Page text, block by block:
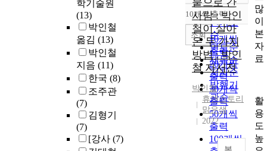
학기술원
(13)
박인철
옮김 (13)
박인철
지음 (11)
한국 (8)
조주관
(7)
김형기
(7)
[강사 (7)
순
인기도
순
연도순
제목순
저자순
발행기
관순
내림차순
10개씩 출력
10개씩
출력
20개씩
출력
30개씩
출력
50개씩
출력
100개씩
조회
뭍으로 간
사람 : 박인
철이 살아
온 두 가지
방법 : 박인
철 자서전
박인철
휴앤스토리
맑은샘
2022
많
이
본
자
료
활
용
도
높